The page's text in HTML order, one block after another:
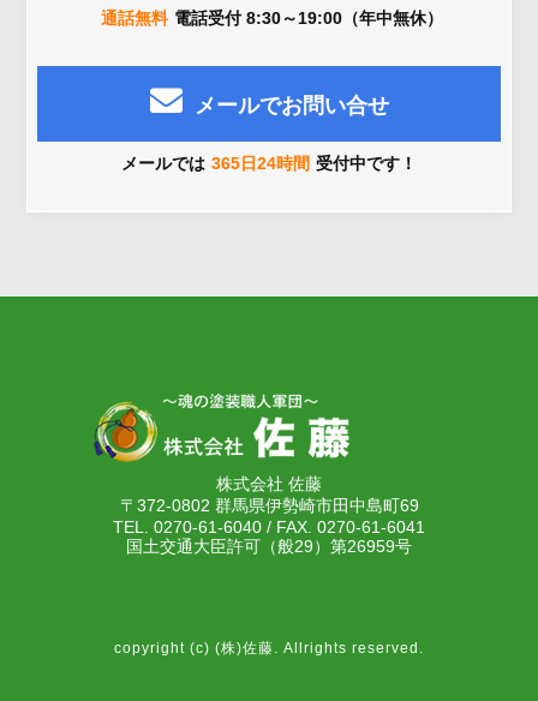
通話無料 電話受付 8:30～19:00（年中無休）
メールでお問い合せ
メールでは 365日24時間 受付中です！
株式会社 佐藤
〒372-0802 群馬県伊勢崎市田中島町69
TEL. 0270-61-6040 / FAX. 0270-61-6041
国土交通大臣許可（般29）第26959号
copyright (c) (株)佐藤. Allrights reserved.